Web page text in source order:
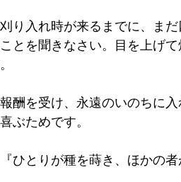
り入れ時が来るまでに、ま
とを聞きなさい。目を上げ
酬を受け、永遠のいのちに
ぶためです。
ひとりが種を蒔き、ほかの